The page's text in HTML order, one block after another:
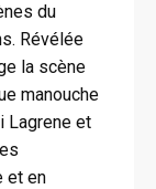
du
Révélée
la scène
manouche
Lagrene et
et en